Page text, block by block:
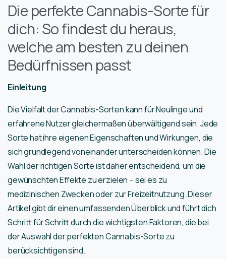
Die perfekte Cannabis-Sorte für
dich: So findest du heraus,
welche am besten zu deinen
Bedürfnissen passt
Einleitung
Die Vielfalt der Cannabis-Sorten kann für Neulinge und
erfahrene Nutzer gleichermaßen überwältigend sein. Jede
Sorte hat ihre eigenen Eigenschaften und Wirkungen, die
sich grundlegend voneinander unterscheiden können. Die
Wahl der richtigen Sorte ist daher entscheidend, um die
gewünschten Effekte zu erzielen – sei es zu
medizinischen Zwecken oder zur Freizeitnutzung. Dieser
Artikel gibt dir einen umfassenden Überblick und führt dich
Schritt für Schritt durch die wichtigsten Faktoren, die bei
der Auswahl der perfekten Cannabis-Sorte zu
berücksichtigen sind.